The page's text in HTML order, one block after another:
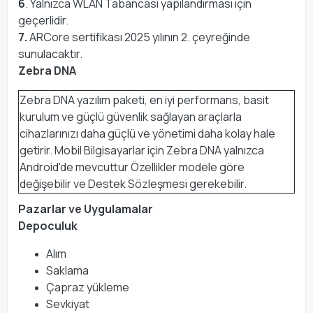
6. Yalnızca WLAN Tabancası yapılandırması için
geçerlidir.
7.ARCore sertifikası 2025 yılının 2. çeyreğinde
sunulacaktır.
Zebra DNA
Zebra DNA yazılım paketi, en iyi performans, basit
kurulum ve güçlü güvenlik sağlayan araçlarla
cihazlarınızı daha güçlü ve yönetimi daha kolay hale
getirir. Mobil Bilgisayarlar için Zebra DNA yalnızca
Android'de mevcuttur Özellikler modele göre
değişebilir ve Destek Sözleşmesi gerekebilir.
Pazarlar ve Uygulamalar
Depoculuk
Alım
Saklama
Çapraz yükleme
Sevkiyat